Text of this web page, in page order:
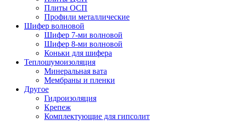
Плиты ОСП
Профили металлические
Шифер волновой
Шифер 7-ми волновой
Шифер 8-ми волновой
Коньки для шифера
Теплошумоизоляция
Минеральная вата
Мембраны и пленки
Другое
Гидроизоляция
Крепеж
Комплектующие для гипсолит